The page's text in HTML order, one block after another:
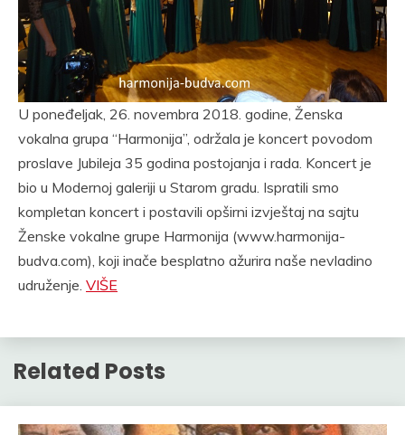
U poneđeljak, 26. novembra 2018. godine, Ženska
vokalna grupa “Harmonija”, održala je koncert povodom
proslave Jubileja 35 godina postojanja i rada. Koncert je
bio u Modernoj galeriji u Starom gradu. Ispratili smo
kompletan koncert i postavili opširni izvještaj na sajtu
Ženske vokalne grupe Harmonija (www.harmonija-
budva.com), koji inače besplatno ažurira naše nevladino
udruženje. VIŠE
Related Posts